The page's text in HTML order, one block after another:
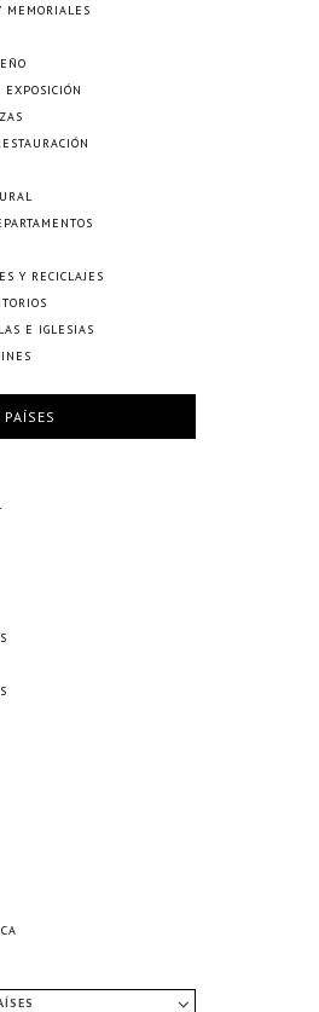
MEMORIALES
EXPOSICIÓN
Y RECICLAJES
E IGLESIAS